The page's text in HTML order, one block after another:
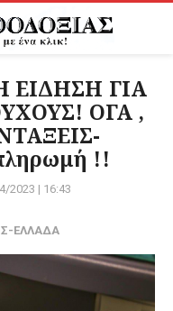
ΕΙΔΗΣΗ ΓΙΑ
ΟΓΑ ,
!!
2023 | 16:43
ΕΛΛΑΔΑ